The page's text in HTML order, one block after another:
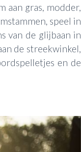
aan gras, modder,
speel in
van de glijbaan in
de streekwinkel,
en de